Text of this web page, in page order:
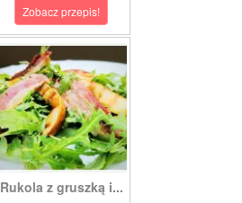
Zobacz przepis!
Rukola z gruszką i...